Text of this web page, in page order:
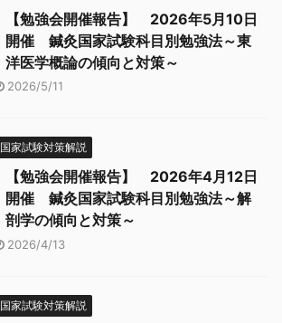
【勉強会開催報告】 2026年5月10日
開催 鍼灸国家試験科目別勉強法～東
洋医学概論の傾向と対策～
2026/5/11
国家試験対策解説
【勉強会開催報告】 2026年4月12日
開催 鍼灸国家試験科目別勉強法～解
剖学の傾向と対策～
2026/4/13
国家試験対策解説